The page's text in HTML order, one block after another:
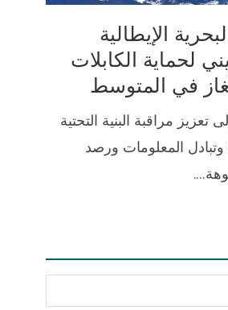
الإيطالية
لحماية الكابلات
في المتوسط
تعزيز مراقبة البنية التحتية
وتبادل المعلومات ورصد